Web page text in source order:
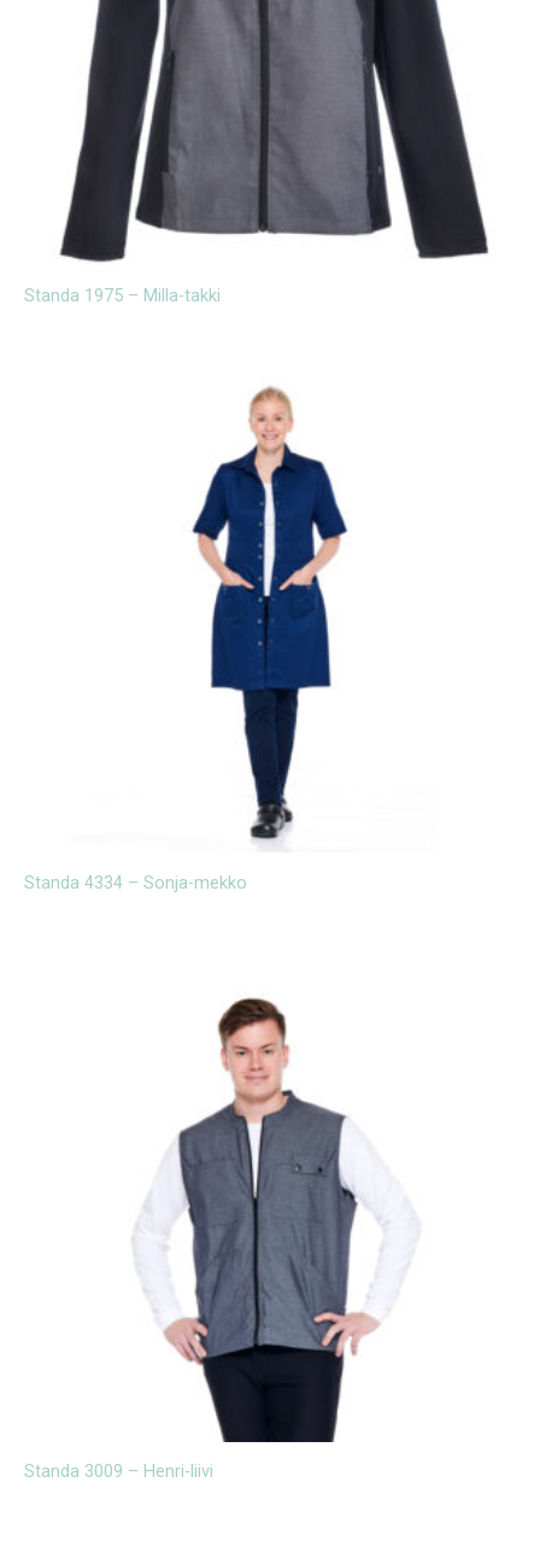
Standa 1975 – Milla-takki
Standa 4334 – Sonja-mekko
Standa 3009 – Henri-liivi